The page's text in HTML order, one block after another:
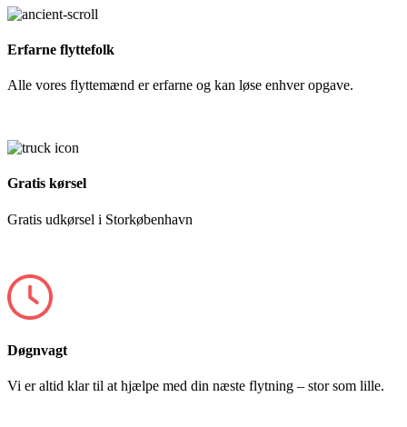
Erfarne flyttefolk
Alle vores flyttemænd er erfarne og kan løse enhver opgave.
Gratis kørsel
Gratis udkørsel i Storkøbenhavn
Døgnvagt
Vi er altid klar til at hjælpe med din næste flytning – stor som lille.